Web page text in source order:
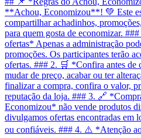
**Achou, Economizou**! 💚 Este
compartilhar achadinhos,
para quem gosta de economizar.
ofertas* Apenas a administração
promoções. Os participantes terão
ofertas. ### 2. 🛒 *Confira antes de
mudar de preço, acabar ou ter
finalizar a compra, confira o valor,
reputação da loja. ### 3. 🔗
Economizou* não vende produtos
divulgamos ofertas encontradas em
ou confiáveis. ### 4. ⚠️ *Atenção